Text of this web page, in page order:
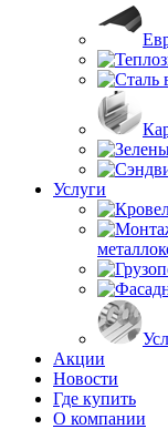
Услуги
Акции
Новости
Где купить
О компании